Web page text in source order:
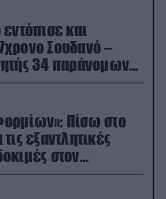
και
Σουδανό –
34 παράνομων
Πίσω στο
εξαντλητικές